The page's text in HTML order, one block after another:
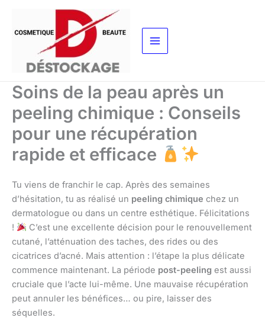
contenu
Soins de la peau après un
peeling chimique : Conseils
pour une récupération
rapide et efficace
Tu viens de franchir le cap. Après des semaines
d’hésitation, tu as réalisé un peeling chimique chez un
dermatologue ou dans un centre esthétique. Félicitations
!
C’est une excellente décision pour le renouvellement
cutané, l’atténuation des taches, des rides ou des
cicatrices d’acné. Mais attention : l’étape la plus délicate
commence maintenant. La période post-peeling est aussi
cruciale que l’acte lui-même. Une mauvaise récupération
peut annuler les bénéfices… ou pire, laisser des
séquelles.